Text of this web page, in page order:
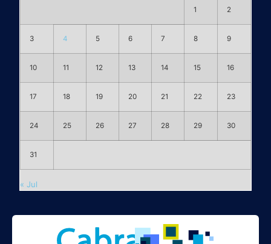
1 2
3 4 5 6 7 8 9
10 11 12 13 14 15 16
17 18 19 20 21 22 23
24 25 26 27 28 29 30
31
« Jul